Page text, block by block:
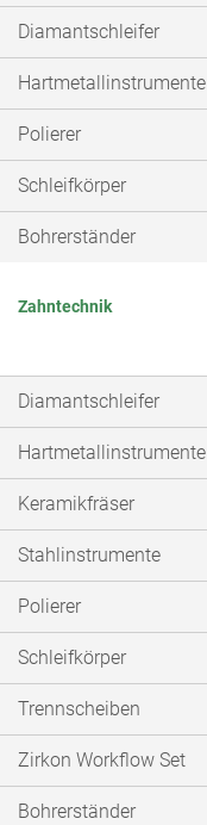
Diamantschleifer
Hartmetallinstrumente
Polierer
Schleifkörper
Bohrerständer
Zahntechnik
Diamantschleifer
Hartmetallinstrumente
Keramikfräser
Stahlinstrumente
Polierer
Schleifkörper
Trennscheiben
Zirkon Workflow Set
Bohrerständer